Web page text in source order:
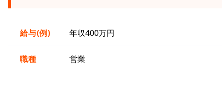
給与(例) 年収400万円
職種 営業